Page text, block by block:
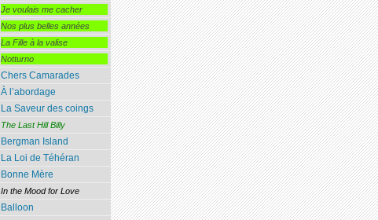
Je voulais me cacher
Nos plus belles années
La Fille à la valise
Notturno
Chers Camarades
À l’abordage
La Saveur des coings
The Last Hill Billy
Bergman Island
La Loi de Téhéran
Bonne Mère
In the Mood for Love
Balloon